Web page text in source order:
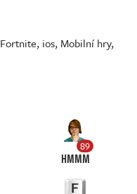
Fortnite, ios, Mobilní hry,
89
HMMM